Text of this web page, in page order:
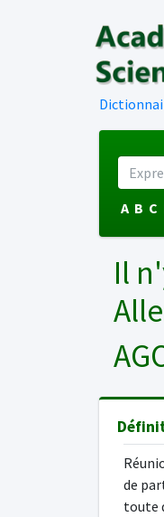
A B C
Il
de
toute